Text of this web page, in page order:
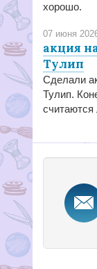
хорошо.
07 июня
акция
Тулип
Сделали
Тулип.